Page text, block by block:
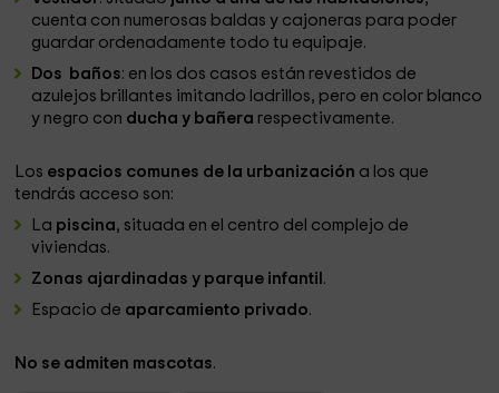
cuenta con numerosas baldas y cajoneras para poder
guardar ordenadamente todo tu equipaje.
Dos baños: en los dos casos están revestidos de
azulejos brillantes imitando ladrillos, pero en color blanco
y negro con ducha y bañera respectivamente.
Los espacios comunes de la urbanización a los que
tendrás acceso son:
La piscina, situada en el centro del complejo de
viviendas.
Zonas ajardinadas y parque infantil .
Espacio de aparcamiento privado.
No se admiten mascotas.